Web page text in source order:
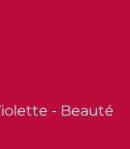
- Beauté